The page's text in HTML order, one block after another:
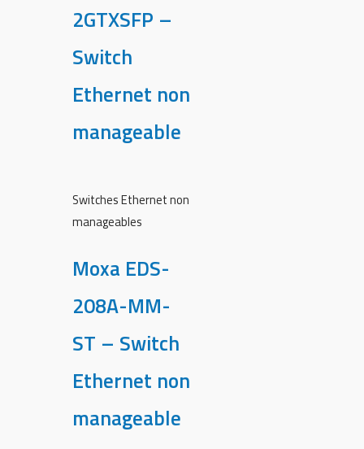
2GTXSFP –
Switch
Ethernet non
manageable
Switches Ethernet non
manageables
Moxa EDS-
208A-MM-
ST – Switch
Ethernet non
manageable